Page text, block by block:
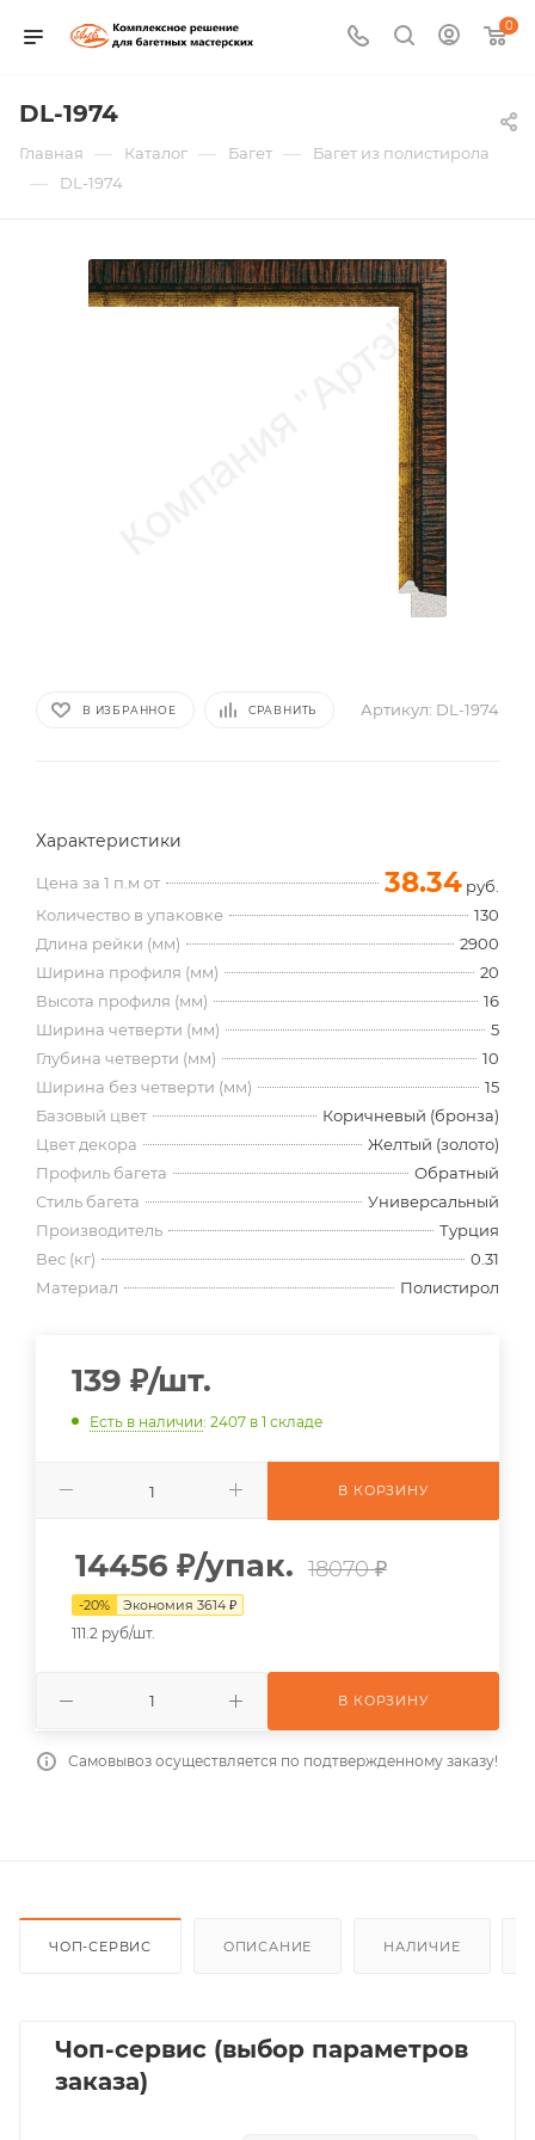
0
DL-1974
Главная — Каталог — Багет — Багет из полистирола
— DL-1974
В ИЗБРАННОЕ СРАВНИТЬ Артикул: DL-1974
Характеристики
Цена за 1 п.м от 38.34 руб.
Количество в упаковке
130
Длина рейки (мм)
2900
Ширина профиля (мм)
20
Высота профиля (мм)
16
Ширина четверти (мм)
5
Глубина четверти (мм)
10
Ширина без четверти (мм)
15
Базовый цвет
Коричневый (бронза)
Цвет декора
Желтый (золото)
Профиль багета
Обратный
Стиль багета
Универсальный
Производитель
Турция
Вес (кг)
0.31
Материал
Полистирол
139 ₽/шт.
Есть в наличии: 2407 в 1 складе
В КОРЗИНУ
14456 ₽/упак. 18070 ₽
-20% Экономия 3614 ₽
111.2 руб/шт.
В КОРЗИНУ
Самовывоз осуществляется по подтвержденному заказу!
ЧОП-СЕРВИС ОПИСАНИЕ НАЛИЧИЕ
Чоп-сервис (выбор параметров
заказа)